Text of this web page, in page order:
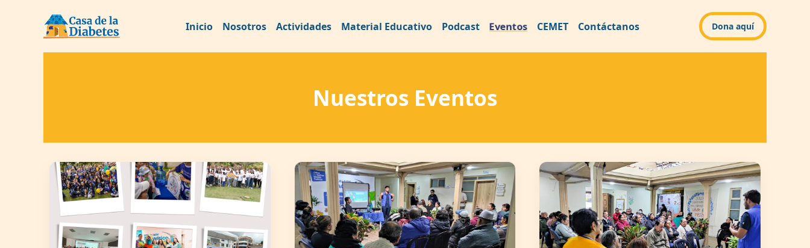
Inicio Nosotros Actividades Material Educativo Podcast Eventos CEMET Contáctanos Dona aquí
Nuestros Eventos